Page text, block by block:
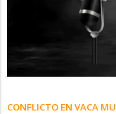
CONFLICTO EN VACA